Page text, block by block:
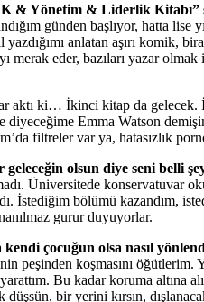
& Yönetim & Liderlik
günden başlıyor, hatta
yazdığımı anlatan aşırı
merak eder, bazıları yazar
aktı ki… İkinci kitap da gelecek.
diyeceğime Emma Watson
filtreler var ya, hatasızlık
geleceğin olsun diye seni belli
Üniversitede konservatuvar
İstediğim bölümü kazandım,
gurur duyuyorlar.
çocuğun olsa nasıl
peşinden koşmasını öğütlerim.
Bu kadar koruma altına
bir yerini kırsın,